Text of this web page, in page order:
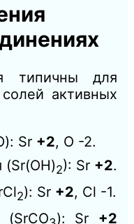
типичны для
активных
Sr +2, O -2.
(Sr(OH)2): Sr +2.
2): Sr +2, Cl -1.
(SrCO ): Sr +2